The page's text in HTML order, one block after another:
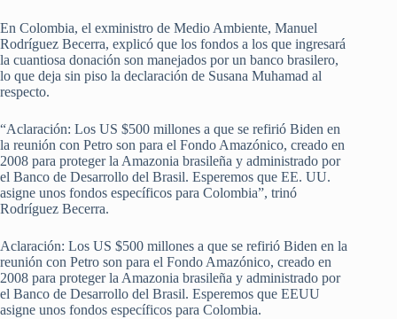
En Colombia, el exministro de Medio Ambiente, Manuel
Rodríguez Becerra, explicó que los fondos a los que ingresará
la cuantiosa donación son manejados por un banco brasilero,
lo que deja sin piso la declaración de Susana Muhamad al
respecto.
“Aclaración: Los US $500 millones a que se refirió Biden en
la reunión con Petro son para el Fondo Amazónico, creado en
2008 para proteger la Amazonia brasileña y administrado por
el Banco de Desarrollo del Brasil. Esperemos que EE. UU.
asigne unos fondos específicos para Colombia”, trinó
Rodríguez Becerra.
Aclaración: Los US $500 millones a que se refirió Biden en la
reunión con Petro son para el Fondo Amazónico, creado en
2008 para proteger la Amazonia brasileña y administrado por
el Banco de Desarrollo del Brasil. Esperemos que EEUU
asigne unos fondos específicos para Colombia.